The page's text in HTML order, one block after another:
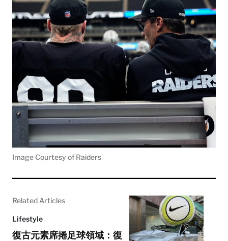
Image Courtesy of Raiders
Related Articles
Lifestyle
復古元素席捲足球領域：復